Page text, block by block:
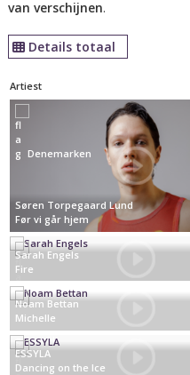
van verschijnen.
Details totaal
Artiest
Denemarken
Søren Torpegaard Lund
Før vi går hjem
Duitsland
Sarah Engels
Fire
Israël
Noam Bettan
Michelle
ESSYLA
Dancing on the Ice